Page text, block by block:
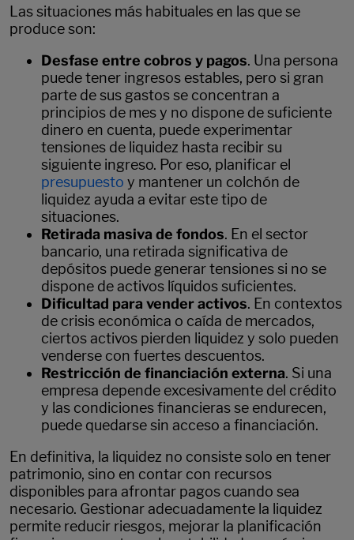
Las situaciones más habituales en las que se
produce son:
Desfase entre cobros y pagos. Una persona
puede tener ingresos estables, pero si gran
parte de sus gastos se concentran a
principios de mes y no dispone de suficiente
dinero en cuenta, puede experimentar
tensiones de liquidez hasta recibir su
siguiente ingreso. Por eso, planificar el
presupuesto y mantener un colchón de
liquidez ayuda a evitar este tipo de
situaciones.
Retirada masiva de fondos. En el sector
bancario, una retirada significativa de
depósitos puede generar tensiones si no se
dispone de activos líquidos suficientes.
Dificultad para vender activos. En contextos
de crisis económica o caída de mercados,
ciertos activos pierden liquidez y solo pueden
venderse con fuertes descuentos.
Restricción de financiación externa. Si una
empresa depende excesivamente del crédito
y las condiciones financieras se endurecen,
puede quedarse sin acceso a financiación.
En definitiva, la liquidez no consiste solo en tener
patrimonio, sino en contar con recursos
disponibles para afrontar pagos cuando sea
necesario. Gestionar adecuadamente la liquidez
permite reducir riesgos, mejorar la planificación